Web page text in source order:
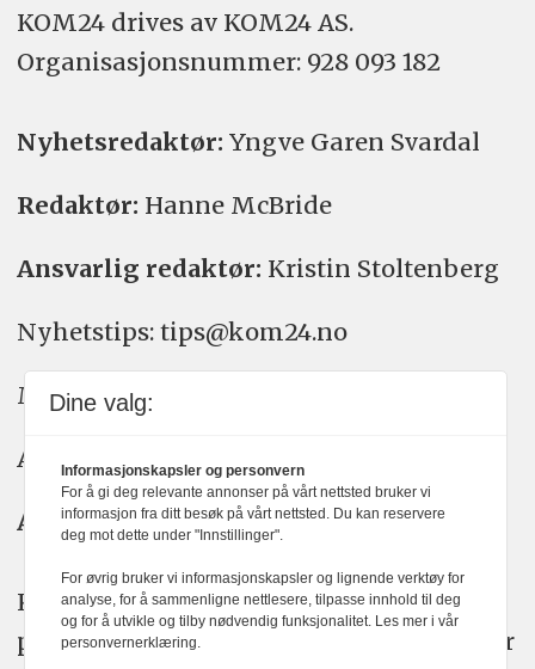
KOM24 drives av KOM24 AS.
Organisasjons­nummer: 928 093 182
Nyhetsredaktør: Yngve Garen Svardal
Redaktør: Hanne McBride
Ansvarlig redaktør: Kristin Stoltenberg
Nyhetstips: tips@kom24.no
Meninger: meninger@kom24.no
Annonse: annonse@watchmedia.no
Abonnement:kom24@watchmedia.no
KOM24 arbeider etter Vær Varsom-
plakatens regler for god presseskikk. Her
Dine valg:
Informasjonskapsler og personvern
For å gi deg relevante annonser på vårt nettsted bruker vi
informasjon fra ditt besøk på vårt nettsted. Du kan reservere
deg mot dette under "Innstillinger".
For øvrig bruker vi informasjonskapsler og lignende verktøy for
analyse, for å sammenligne nettlesere, tilpasse innhold til deg
og for å utvikle og tilby nødvendig funksjonalitet. Les mer i vår
personvernerklæring.